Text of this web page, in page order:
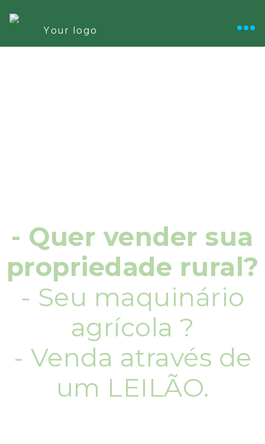
- Quer vender sua
propriedade rural?
- Seu maquinário
agrícola ?
- Venda através de
um LEILÃO.